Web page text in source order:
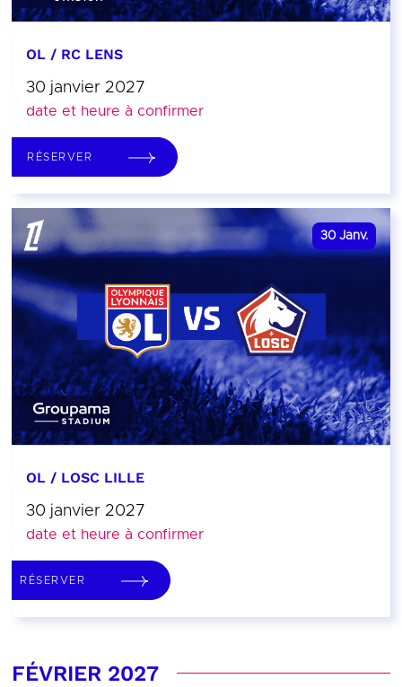
OL / RC LENS
30 janvier 2027
date et heure à confirmer
RÉSERVER
30 Janv.
OL / LOSC LILLE
30 janvier 2027
date et heure à confirmer
RÉSERVER
FÉVRIER 2027